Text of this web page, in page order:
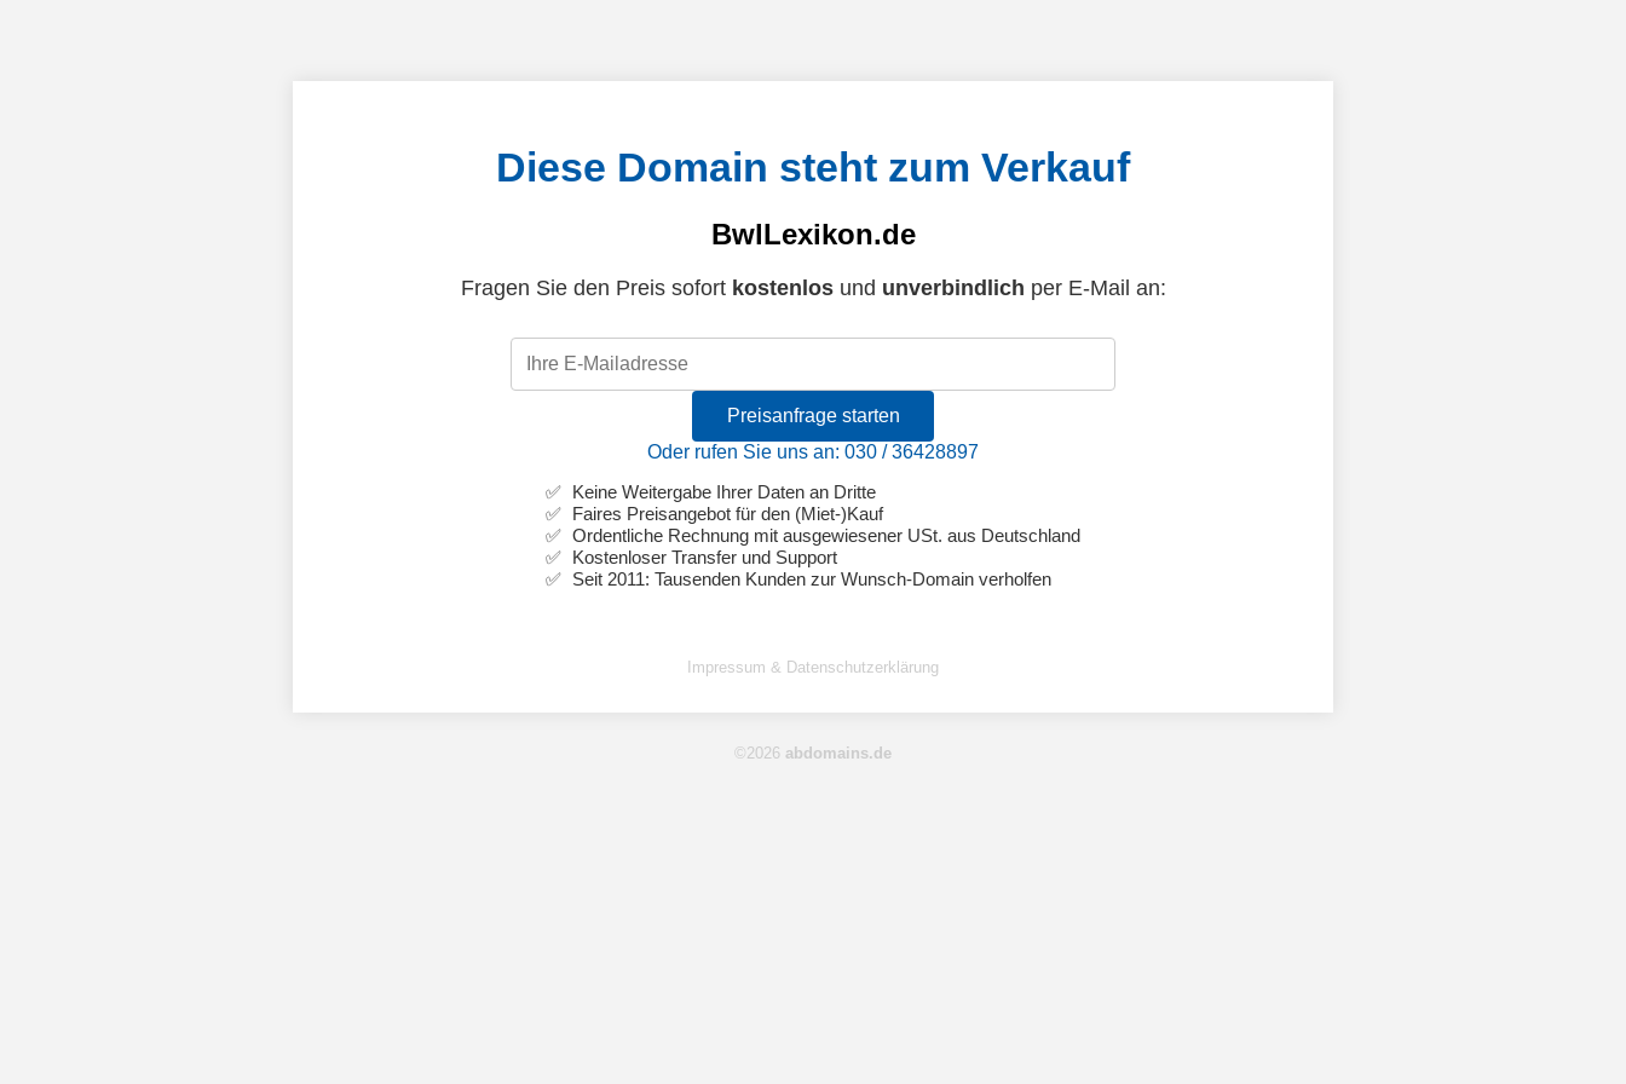
Diese Domain steht zum Verkauf
BwlLexikon.de
Fragen Sie den Preis sofort kostenlosund unverbindlich per E-Mail an:
Preisanfrage starten
Oder rufen Sie uns an: 030 / 36428897
Keine Weitergabe Ihrer Daten an Dritte
Faires Preisangebot für den (Miet-)Kauf
Ordentliche Rechnung mit ausgewiesener USt. aus Deutschland
Kostenloser Transfer und Support
Seit 2011: Tausenden Kunden zur Wunsch-Domain verholfen
Impressum & Datenschutzerklärung
©2026 abdomains.de